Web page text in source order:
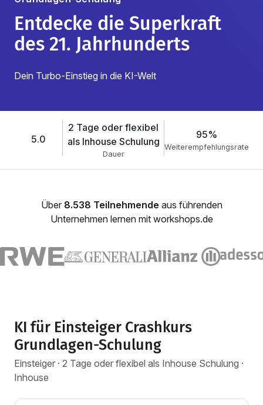
Entdecke die Superkraft
des 21. Jahrhunderts
Dein Turbo-Einstieg in die KI-Welt
5.0
2 Tage oder flexibel
als Inhouse Schulung
Dauer
95%
Weiterempfehlungsrate
Über 8.538 Teilnehmende aus führenden
Unternehmen lernen mit workshops.de
KI für Einsteiger Crashkurs
Grundlagen-Schulung
Einsteiger · 2 Tage oder flexibel als Inhouse Schulung ·
Inhouse